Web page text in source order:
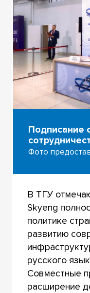
Подписание
Фото
В ТГУ
Skyeng
политике
развитию
русского
Совместные
расширение